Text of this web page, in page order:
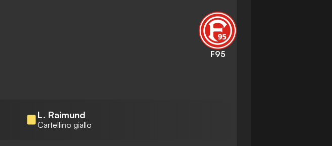
F95
L. Raimund
Cartellino giallo